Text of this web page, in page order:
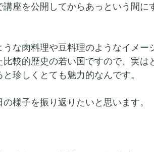
座を公開してからあっという間に
な肉料理や豆料理のようなイメー
較的歴史の若い国ですので、実は
珍しくとても魅力的なんです。
様子を振り返りたいと思います。